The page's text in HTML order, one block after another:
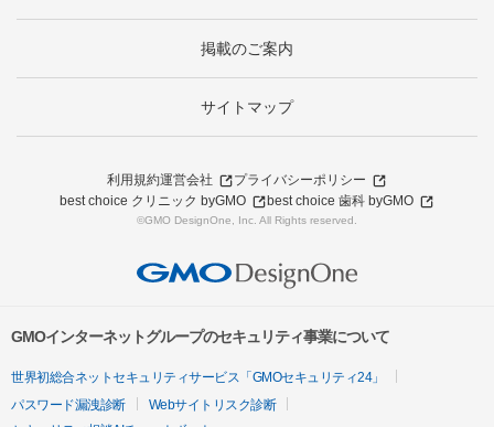
掲載のご案内
サイトマップ
利用規約運営会社
プライバシーポリシー
best choice クリニック byGMO
best choice 歯科 byGMO
©GMO DesignOne, Inc. All Rights reserved.
GMOインターネットグループのセキュリティ事業について
世界初総合ネットセキュリティサービス「GMOセキュリティ24」
パスワード漏洩診断
Webサイトリスク診断